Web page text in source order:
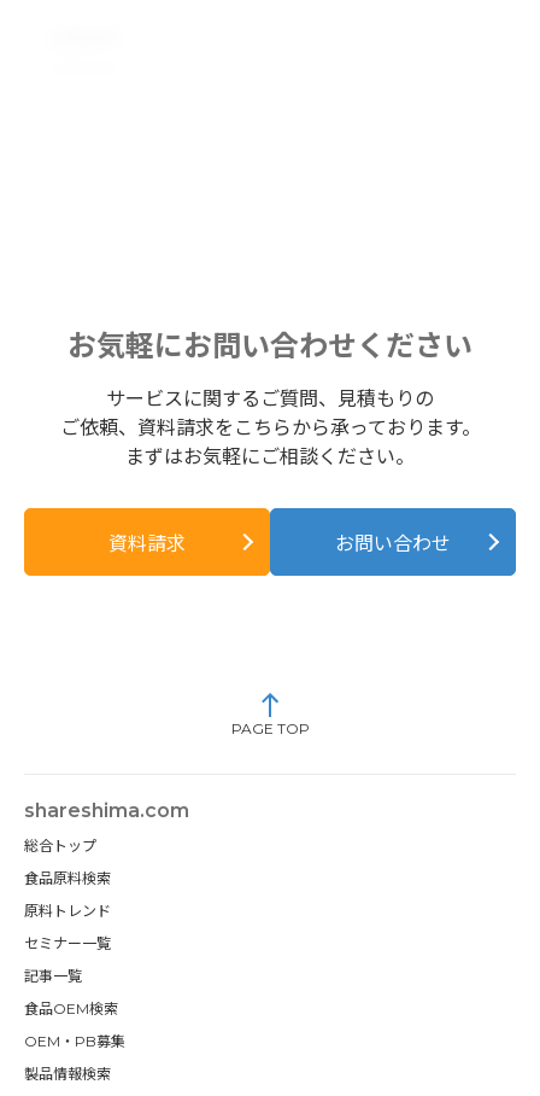
お気軽にお問い合わせください
サービスに関するご質問、見積もりの
ご依頼、資料請求をこちらから承っております。
まずはお気軽にご相談ください。
資料請求 お問い合わせ
PAGE TOP
shareshima.com
総合トップ
食品原料検索
原料トレンド
セミナー一覧
記事一覧
食品OEM検索
OEM・PB募集
製品情報検索